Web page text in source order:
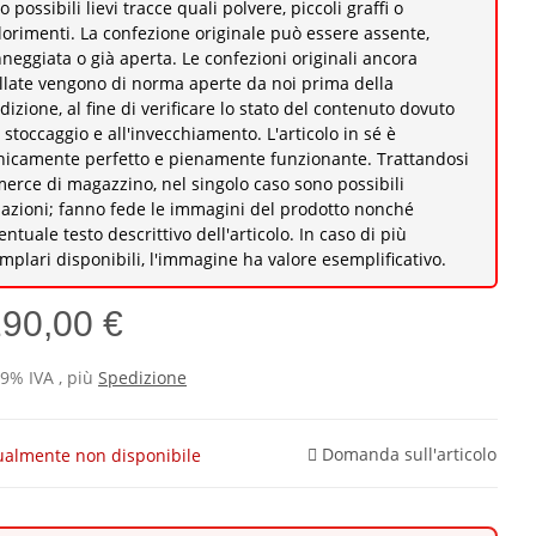
possibili lievi tracce quali polvere, piccoli graffi o
La confezione originale può essere assente,
o già aperta. Le confezioni originali ancora
vengono di norma aperte da noi prima della
al fine di verificare lo stato del contenuto dovuto
stoccaggio e all'invecchiamento. L'articolo in sé è
perfetto e pienamente funzionante. Trattandosi
di magazzino, nel singolo caso sono possibili
fanno fede le immagini del prodotto nonché
testo descrittivo dell'articolo. In caso di più
disponibili, l'immagine ha valore esemplificativo.
€
IVA , più Spedizione
non disponibile Domanda sull'articolo